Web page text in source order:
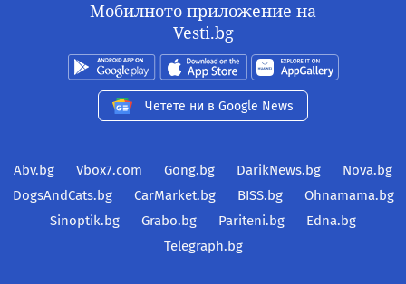
Мобилното приложение на
Vesti.bg
Четете ни в Google News
Abv.bg Vbox7.com Gong.bg DarikNews.bg
Nova.bg
DogsAndCats.bg
CarMarket.bg BISS.bg
Ohnamama.bg
Sinoptik.bg
Grabo.bg Pariteni.bg
Edna.bg
Telegraph.bg